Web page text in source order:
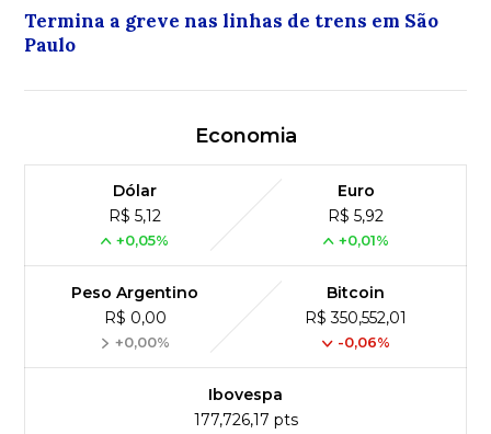
Termina a greve nas linhas de trens em São
Paulo
Economia
Dólar
R$ 5,12
+0,05%
Euro
R$ 5,92
+0,01%
Peso Argentino
R$ 0,00
+0,00%
Bitcoin
R$ 350,552,01
-0,06%
Ibovespa
177,726,17 pts